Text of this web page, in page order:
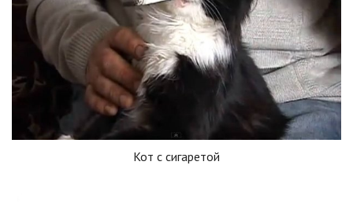
Кот с сигаретой